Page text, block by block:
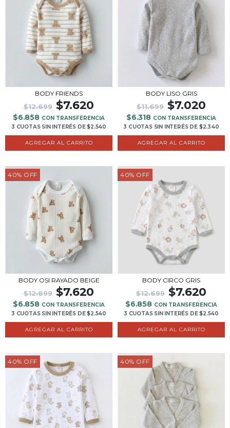
BODY FRIENDS
$12.699 $7.620
$6.858 CON TRANSFERENCIA
3 CUOTAS SIN INTERÉS DE$2.540
AGREGAR AL CARRITO
BODY LISO GRIS
$11.699 $7.020
$6.318 CON TRANSFERENCIA
3 CUOTAS SIN INTERÉSDE $2.340
AGREGAR AL CARRITO
40% OFF
BODY OSI RAYADO BEIGE
$12.699 $7.620
$6.858 CON TRANSFERENCIA
3 CUOTAS SIN INTERÉS DE$2.540
AGREGAR AL CARRITO
40% OFF
BODY CIRCO GRIS
$12.699 $7.620
$6.858 CON TRANSFERENCIA
3 CUOTAS SIN INTERÉS DE$2.540
AGREGAR AL CARRITO
40% OFF 40% OFF